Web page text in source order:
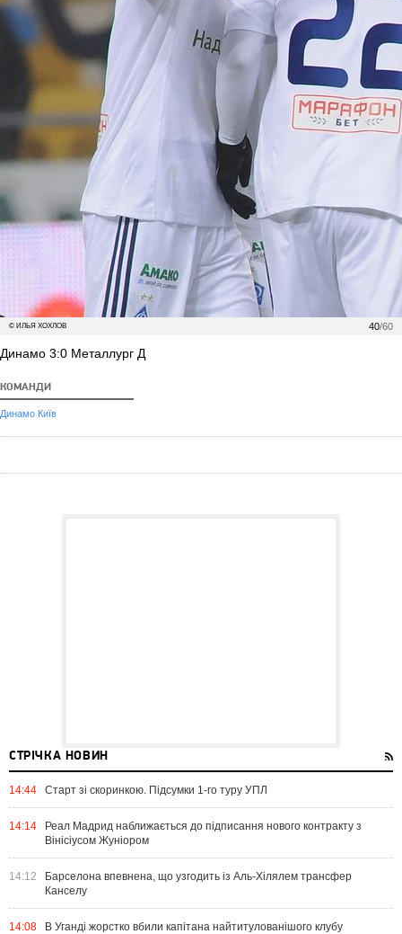
40/60
© ИЛЬЯ ХОХЛОВ
Динамо 3:0 Металлург Д
КОМАНДИ
Динамо Київ
СТРІЧКА НОВИН
14:44 Старт зі скоринкою. Підсумки 1-го туру УПЛ
14:14
Реал Мадрид наближається до підписання нового контракту з
Вінісіусом Жуніором
14:12
Барселона впевнена, що узгодить із Аль-Хілялем трансфер
Канселу
14:08 В Уганді жорстко вбили капітана найтитулованішого клубу